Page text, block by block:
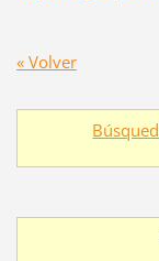
« Volver